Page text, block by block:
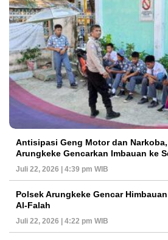
Antisipasi Geng Motor dan
Arungkeke Gencarkan Imbauan ke
Juli 22, 2026 | 4:39 pm WIB
Polsek Arungkeke Gencar
Al-Falah
Juli 22, 2026 | 4:22 pm WIB